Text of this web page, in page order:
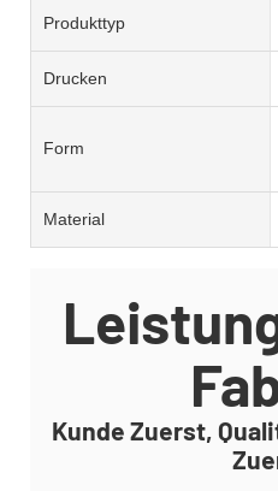
Produkttyp
Drucken
Form
Material
Kunde Zuerst,